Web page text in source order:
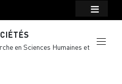
en Sciences Humaines et